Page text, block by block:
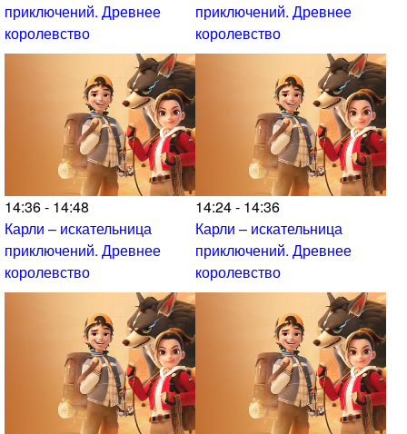
приключений. Древнее
королевство
приключений. Древнее
королевство
14:36 - 14:48
Карли – искательница
приключений. Древнее
королевство
14:24 - 14:36
Карли – искательница
приключений. Древнее
королевство